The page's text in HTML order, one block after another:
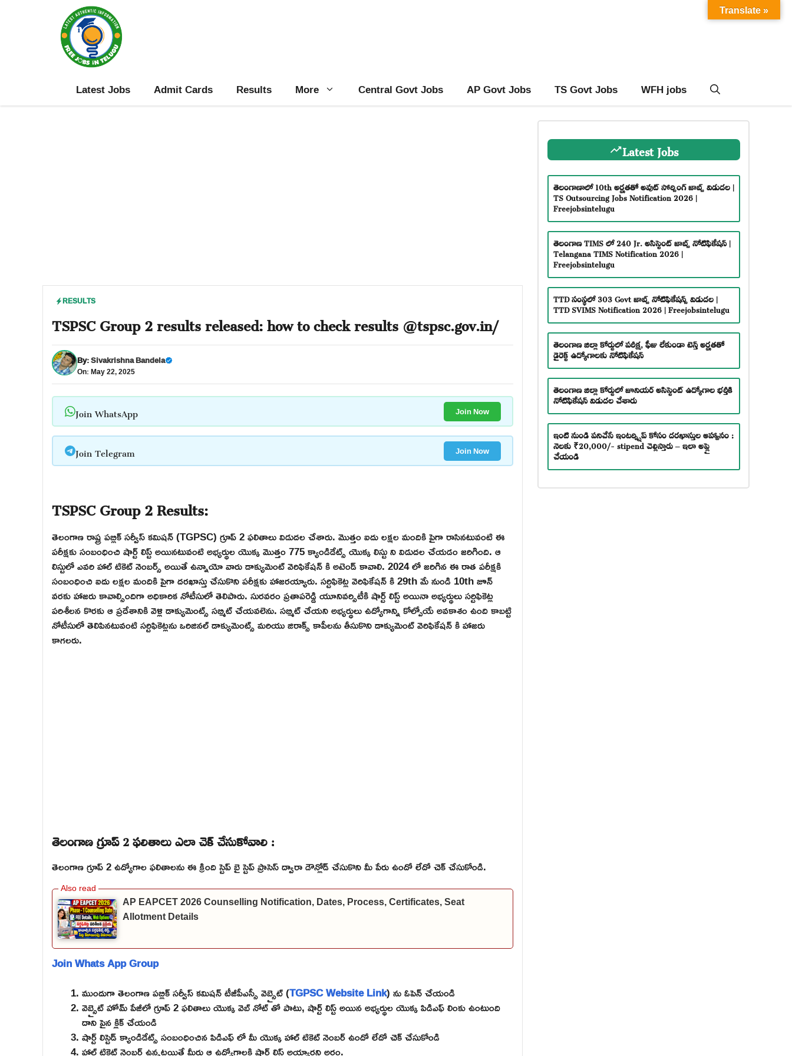
Latest Jobs Admit Cards Results More Central Govt Jobs AP Govt Jobs TS Govt Jobs WFH jobs
RESULTS
TSPSC Group 2 results released: how to check results @tspsc.gov.in/
By:Sivakrishna Bandela
On: May 22, 2025
Join WhatsApp Join Now
Join Telegram Join Now
TSPSC Group 2 Results:
తెలంగాణ రాష్ట్ర పబ్లిక్ సర్వీస్ కమిషన్ (TGPSC) గ్రూప్ 2 ఫలితాలు విడుదల చేశారు. మొత్తం ఐదు లక్షల మందికి పైగా రాసినటువంటి ఈ
పరీక్షకు సంబంధించి షార్ట్ లిస్ట్ అయినటువంటి అభ్యర్థుల యొక్క మొత్తం 775 క్యాండిడేట్స్ యొక్క లిస్టు ని విడుదల చేయడం జరిగింది. ఆ
లిస్టులో ఎవరి హాల్ టికెట్ నెంబర్స్ అయితే ఉన్నాయో వారు డాక్యుమెంట్ వెరిఫికేషన్ కి అటెండ్ కావాలి. 2024 లో జరిగిన ఈ రాత పరీక్షకి
సంబంధించి ఐదు లక్షల మందికి పైగా దరఖాస్తు చేసుకొని పరీక్షకు హాజరయ్యారు. సర్టిఫికెట్ల వెరిఫికేషన్ కి 29th మే నుండి 10th జూన్
వరకు హాజరు కావాల్సిందిగా అధికారిక నోటీసులో తెలిపారు. సురవరం ప్రతాపరెడ్డి యూనివర్సిటీకి షార్ట్ లిస్ట్ అయినా అభ్యర్థులు సర్టిఫికెట్ల
పరిశీలన కొరకు ఆ ప్రదేశానికి వెళ్లి డాక్యుమెంట్స్ సబ్మిట్ చేయవలెను. సబ్మిట్ చేయని అభ్యర్థులు ఉద్యోగాన్ని కోల్పోయే అవకాశం ఉంది కాబట్టి
నోటీసులో తెలిపినటువంటి సర్టిఫికెట్లను ఒరిజినల్ డాక్యుమెంట్స్ మరియు జిరాక్స్ కాపీలను తీసుకొని డాక్యుమెంట్ వెరిఫికేషన్ కి హాజరు
కాగలరు.
తెలంగాణ గ్రూప్ 2 ఫలితాలు ఎలా చెక్ చేసుకోవాలి :
తెలంగాణ గ్రూప్ 2 ఉద్యోగాల ఫలితాలను ఈ క్రింది స్టెప్ బై స్టెప్ ప్రాసెస్ ద్వారా డౌన్లోడ్ చేసుకొని మీ పేరు ఉందో లేదో చెక్ చేసుకోండి.
AP EAPCET 2026 Counselling Notification, Dates, Process, Certificates, Seat
Allotment Details
Join Whats App Group
ముందుగా తెలంగాణ పబ్లిక్ సర్వీస్ కమిషన్ టీజీపీఎస్సీ వెబ్సైట్ (TGPSC Website Link) ను ఓపెన్ చేయండి
వెబ్సైట్ హోమ్ పేజీలో గ్రూప్ 2 ఫలితాలు యొక్క వెబ్ నోట్ తో పాటు, షార్ట్ లిస్ట్ అయిన అభ్యర్థుల యొక్క పిడిఎఫ్ లింకు ఉంటుంది
దాని పైన క్లిక్ చేయండి
షార్ట్ లిస్టెడ్ క్యాండిడేట్స్ సంబంధించిన పిడిఎఫ్ లో మీ యొక్క హాల్ టికెట్ నెంబర్ ఉందో లేదో చెక్ చేసుకోండి
హాల్ టికెట్ నెంబర్ ఉన్నట్లయితే మీరు ఆ ఉద్యోగాలకి షార్ట్ లిస్ట్ అయ్యారని అర్థం.
Latest Jobs
తెలంగాణాలో 10th అర్హతతో అవుట్ సోర్సింగ్ జాబ్స్ విడుదల |
TS Outsourcing Jobs Notification 2026 |
Freejobsintelugu
తెలంగాణ TIMS లో 240 Jr. అసిస్టెంట్ జాబ్స్ నోటిఫికేషన్ |
Telangana TIMS Notification 2026 |
Freejobsintelugu
TTD సంస్థలో 303 Govt జాబ్స్ నోటిఫికేషన్స్ విడుదల |
TTD SVIMS Notification 2026 | Freejobsintelugu
తెలంగాణ జిల్లా కోర్టులో పరీక్ష, ఫీజు లేకుండా టెన్త్ అర్హతతో
డైరెక్ట్ ఉద్యోగాలకు నోటిఫికేషన్
తెలంగాణ జిల్లా కోర్టులో జూనియర్ అసిస్టెంట్ ఉద్యోగాల భర్తీకి
నోటిఫికేషన్ విడుదల చేశారు
ఇంటి నుండి పనిచేసే ఇంటర్న్షిప్ కోసం దరఖాస్తుల ఆహ్వానం :
నెలకు ₹20,000/- stipend చెల్లిస్తారు – ఇలా అప్లై
చేయండి
Translate »